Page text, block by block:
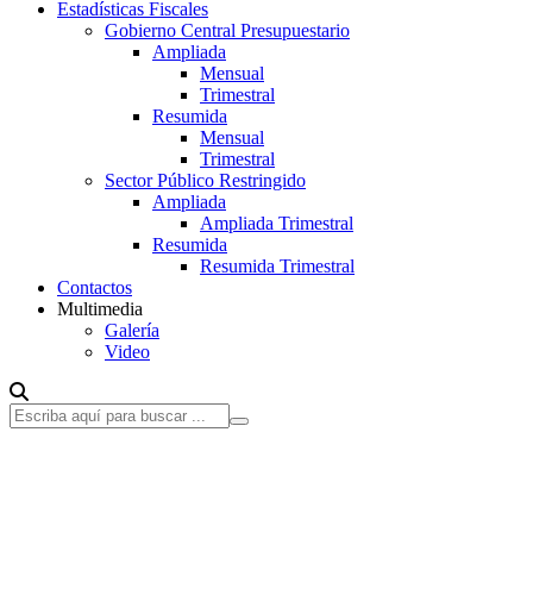
Estadísticas Fiscales
Gobierno Central Presupuestario
Ampliada
Mensual
Trimestral
Resumida
Mensual
Trimestral
Sector Público Restringido
Ampliada
Ampliada Trimestral
Resumida
Resumida Trimestral
Contactos
Multimedia
Galería
Video